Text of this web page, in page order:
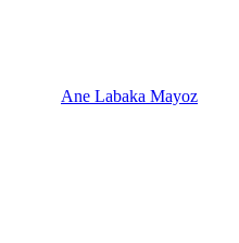
Ane Labaka Mayoz